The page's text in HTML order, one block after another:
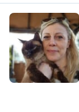
D